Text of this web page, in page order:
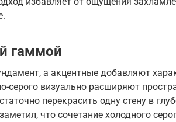
гаммой
а акцентные добавляют
серого визуально расширяют
перекрасить одну стену в
что сочетание холодного